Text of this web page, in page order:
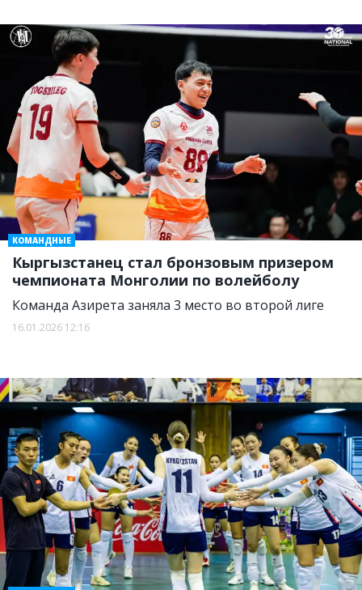
Кыргызстанец стал бронзовым призером
чемпионата Монголии по волейболу
Команда Азирета заняла 3 место во второй лиге
16.01.2026 12:16
КОМАНДНЫЕ